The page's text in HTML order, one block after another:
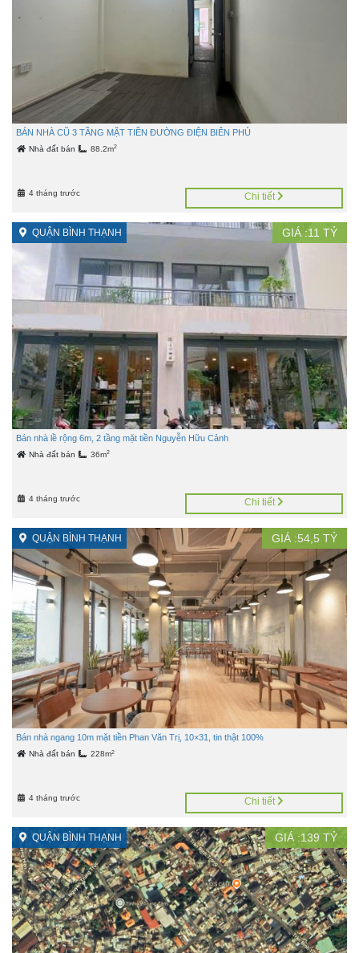
BÁN NHÀ CŨ 3 TẦNG MẶT TIỀN ĐƯỜNG ĐIỆN BIÊN PHỦ
Nhà đất bán 88.2m2
4 tháng trước Chi tiết
QUẬN BÌNH THẠNH GIÁ :11 TỶ
Bán nhà lề rộng 6m, 2 tầng mặt tiền Nguyễn Hữu Cảnh
Nhà đất bán 36m2
4 tháng trước Chi tiết
QUẬN BÌNH THẠNH GIÁ :54,5 TỶ
Bán nhà ngang 10m mặt tiền Phan Văn Trị, 10×31, tin thật 100%
Nhà đất bán 228m2
4 tháng trước Chi tiết
QUẬN BÌNH THẠNH GIÁ :139 TỶ